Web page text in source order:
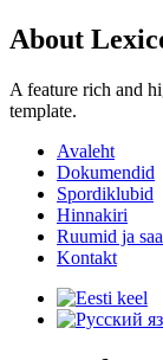
About
A feature rich and
template.
Avaleht
Dokumendid
Spordiklubid
Hinnakiri
Ruumid ja
Kontakt